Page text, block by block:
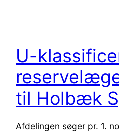
U-
til Holbæk
Afdelingen søger pr. 1.